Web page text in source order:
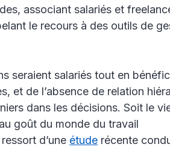
associant salariés et
le recours à des outils de
seraient salariés tout en
et de l’absence de relation
dans les décisions. Soit le
goût du monde du travail
d’une étude récente